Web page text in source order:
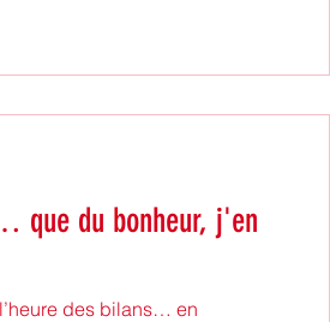
que du bonheur, j'en
des bilans… en